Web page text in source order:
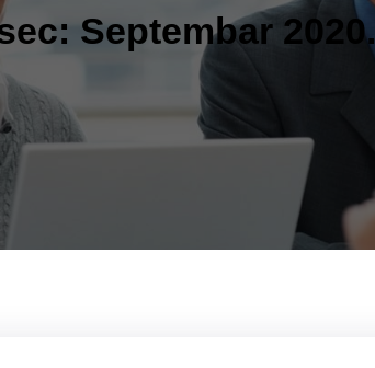
Septembar 2020.